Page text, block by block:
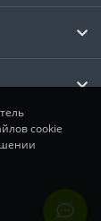
cookie